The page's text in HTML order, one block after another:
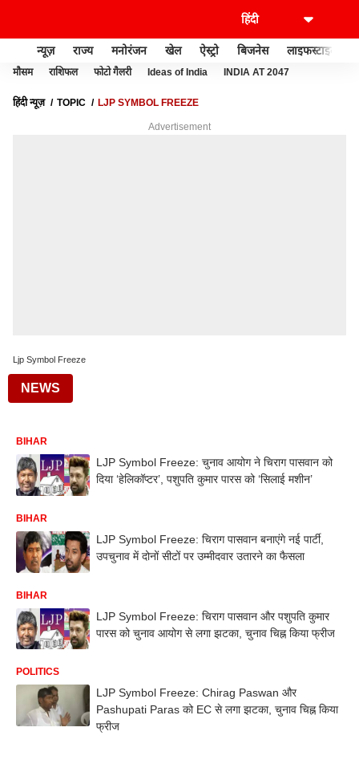
न्यूज़ राज्य मनोरंजन खेल ऐस्ट्रो बिजनेस लाइफस्टाइल
मौसम राशिफल फोटो गैलरी Ideas of India INDIA AT 2047
हिंदी न्यूज़ TOPIC LJP SYMBOL FREEZE
Advertisement
Ljp Symbol Freeze
NEWS
BIHAR
LJP Symbol Freeze: चुनाव आयोग ने चिराग पासवान को
दिया ‘हेलिकॉप्टर’, पशुपति कुमार पारस को ‘सिलाई मशीन’
BIHAR
LJP Symbol Freeze: चिराग पासवान बनाएंगे नई पार्टी,
उपचुनाव में दोनों सीटों पर उम्मीदवार उतारने का फैसला
BIHAR
LJP Symbol Freeze: चिराग पासवान और पशुपति कुमार
पारस को चुनाव आयोग से लगा झटका, चुनाव चिह्न किया फ्रीज
POLITICS
LJP Symbol Freeze: Chirag Paswan और
Pashupati Paras को EC से लगा झटका, चुनाव चिह्न किया
फ्रीज